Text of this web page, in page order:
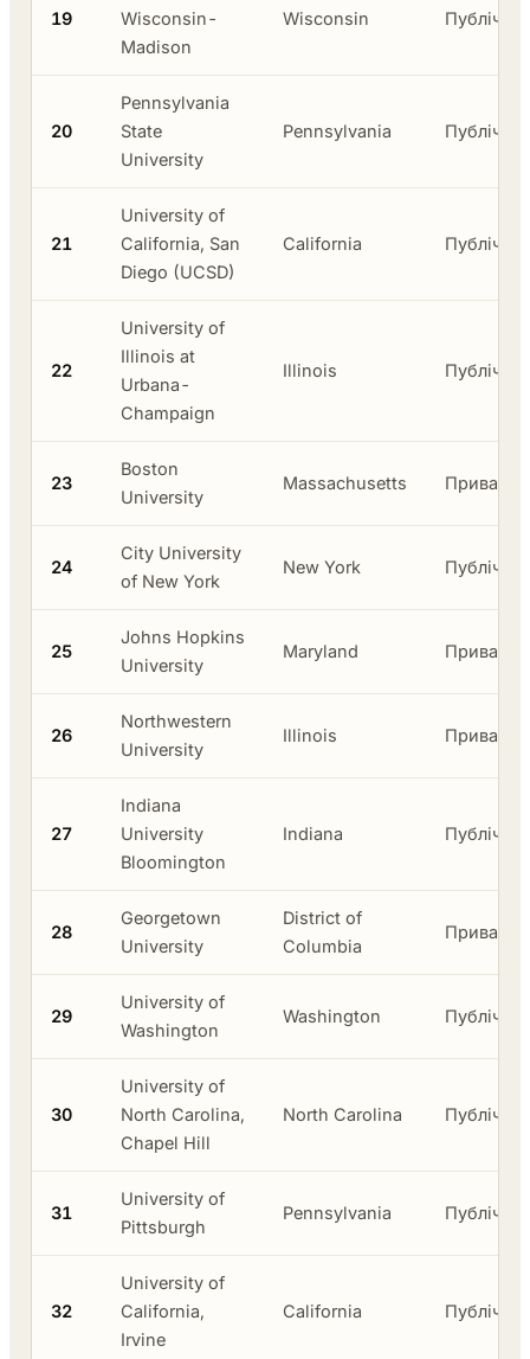
19
Wisconsin-
Madison
Wisconsin
20
Pennsylvania
State
University
Pennsylvania
21
University of
California, San
Diego (UCSD)
California
22
University of
Illinois at
Urbana-
Champaign
Illinois
23
Boston
University
Massachusetts
24
City University
of New York
New York
25
Johns Hopkins
University
Maryland
26
Northwestern
University
Illinois
27
Indiana
University
Bloomington
Indiana
28
Georgetown
University
District of
Columbia
29
University of
Washington
Washington
30
University of
North Carolina,
Chapel Hill
North Carolina
31
University of
Pittsburgh
Pennsylvania
32
University of
California,
Irvine
California